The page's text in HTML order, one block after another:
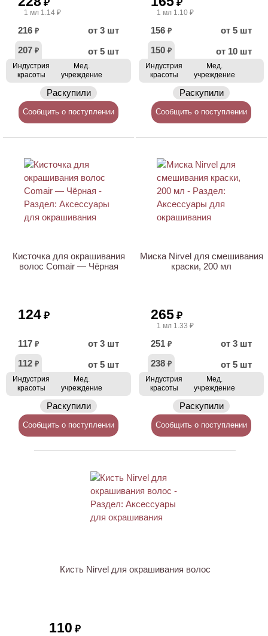
₽
1 мл 1.14 ₽
216 ₽
от 3 шт
207 ₽ от 5 шт
Индустрия
красоты
Мед.
учреждение
Раскупили
Сообщить о поступлении
₽
1 мл 1.10 ₽
156 ₽
от 5 шт
150 ₽ от 10 шт
Индустрия
красоты
Мед.
учреждение
Раскупили
Сообщить о поступлении
Кисточка для окрашивания
волос Comair — Чёрная
124 ₽
117 ₽
от 3 шт
112 ₽ от 5 шт
Индустрия
красоты
Мед.
учреждение
Раскупили
Сообщить о поступлении
Миска Nirvel для смешивания
краски, 200 мл
265 ₽
1 мл 1.33 ₽
251 ₽
от 3 шт
238 ₽ от 5 шт
Индустрия
красоты
Мед.
учреждение
Раскупили
Сообщить о поступлении
Кисть Nirvel для окрашивания волос
110 ₽